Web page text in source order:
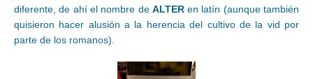
diferente, de ahí el nombre de ALTERen latín (aunque también
quisieron hacer alusión a la herencia del cultivo de la vid por
parte de los romanos).